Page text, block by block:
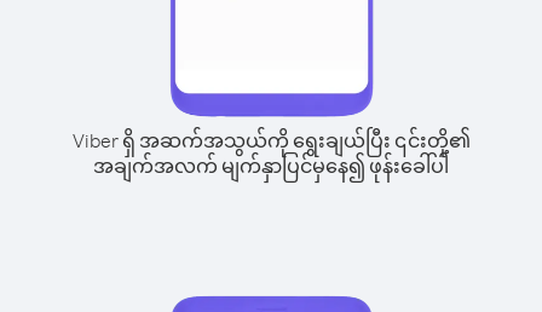
Viber ရှိ အဆက်အသွယ်ကို ရွေးချယ်ပြီး ၎င်းတို့၏
အချက်အလက် မျက်နှာပြင်မှနေ၍ ဖုန်းခေါ်ပါ